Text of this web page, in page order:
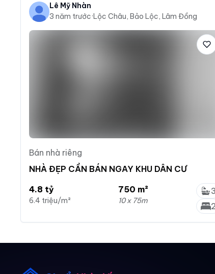
Lê Mỹ Nhàn
3 năm trước·Lộc Châu, Bảo Lộc, Lâm Đồng
Bán nhà riêng
NHÀ ĐẸP CẦN BÁN NGAY KHU DÂN CƯ
4.8 tỷ
6.4 triệu/m²
750 m²
10 x 75m
3
2